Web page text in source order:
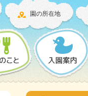
園の所在地